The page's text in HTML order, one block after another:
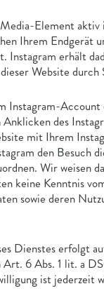
Element
Ihrem Endgerät
Instagram erhält
Website durch
Instagram-Account
Anklicken des
mit Ihrem
den Besuch
Wir weisen
keine Kenntnis
sowie deren
Dienstes erfolgt
6 Abs. 1 lit. a
ist jederzeit